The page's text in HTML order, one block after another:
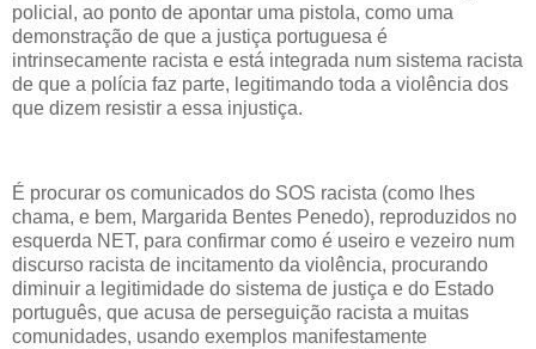
policial, ao ponto de apontar uma pistola, como uma
demonstração de que a justiça portuguesa é
intrinsecamente racista e está integrada num sistema racista
de que a polícia faz parte, legitimando toda a violência dos
que dizem resistir a essa injustiça.
É procurar os comunicados do SOS racista (como lhes
chama, e bem, Margarida Bentes Penedo), reproduzidos no
esquerda NET, para confirmar como é useiro e vezeiro num
discurso racista de incitamento da violência, procurando
diminuir a legitimidade do sistema de justiça e do Estado
português, que acusa de perseguição racista a muitas
comunidades, usando exemplos manifestamente